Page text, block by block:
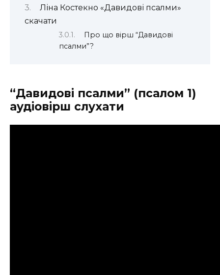
Ліна Костекно «Давидові псалми»
скачати
Про що вірш “Давидові
псалми”?
“Давидові псалми” (псалом 1)
аудіовірш слухати